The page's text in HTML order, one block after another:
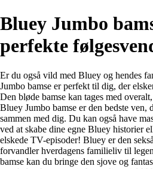
Bluey Jumbo
perfekte
Er du også vild med Bluey og hendes
Jumbo bamse er perfekt til dig, der
Den bløde bamse kan tages med
Bluey Jumbo bamse er den bedste ven,
sammen med dig. Du kan også have
ved at skabe dine egne Bluey historier
elskede TV-episoder! Bluey er den
forvandler hverdagens familieliv til
bamse kan du bringe den sjove og